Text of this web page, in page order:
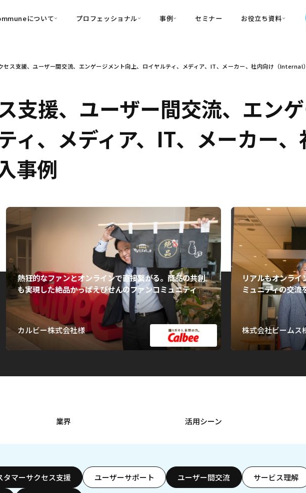
について
可視化
育成
・Commune Voice ・Commune Navigator
醸成する信頼起点経営基盤
・Commune CRM（旧：
SuccessHub）
ミュニケーションの変革を支援
・Commune for Work
プロフェッショナル
・Customer-Led Growth
事例
導入事例
セミナー お役立ち資料
・お役立ち資料
セス支援、ユーザー間交流、エンゲージメント向上、ロイヤルティ、メディア、IT、メーカー、社内向け（Internal
支援、ユーザー間交流、エン
ィ、メディア、IT、メーカー
事例
熱狂的なファンとオンラインで直接繋がる。商品の共創
も実現した絶品かっぱえびせんのファンコミュニティ
カルビー株式会社様
リアルもオンラ
ミュニティの交流
株式会社ビームス
業界 活用シーン
タマーサクセス支援 ユーザーサポート ユーザー間交流 サービス理解